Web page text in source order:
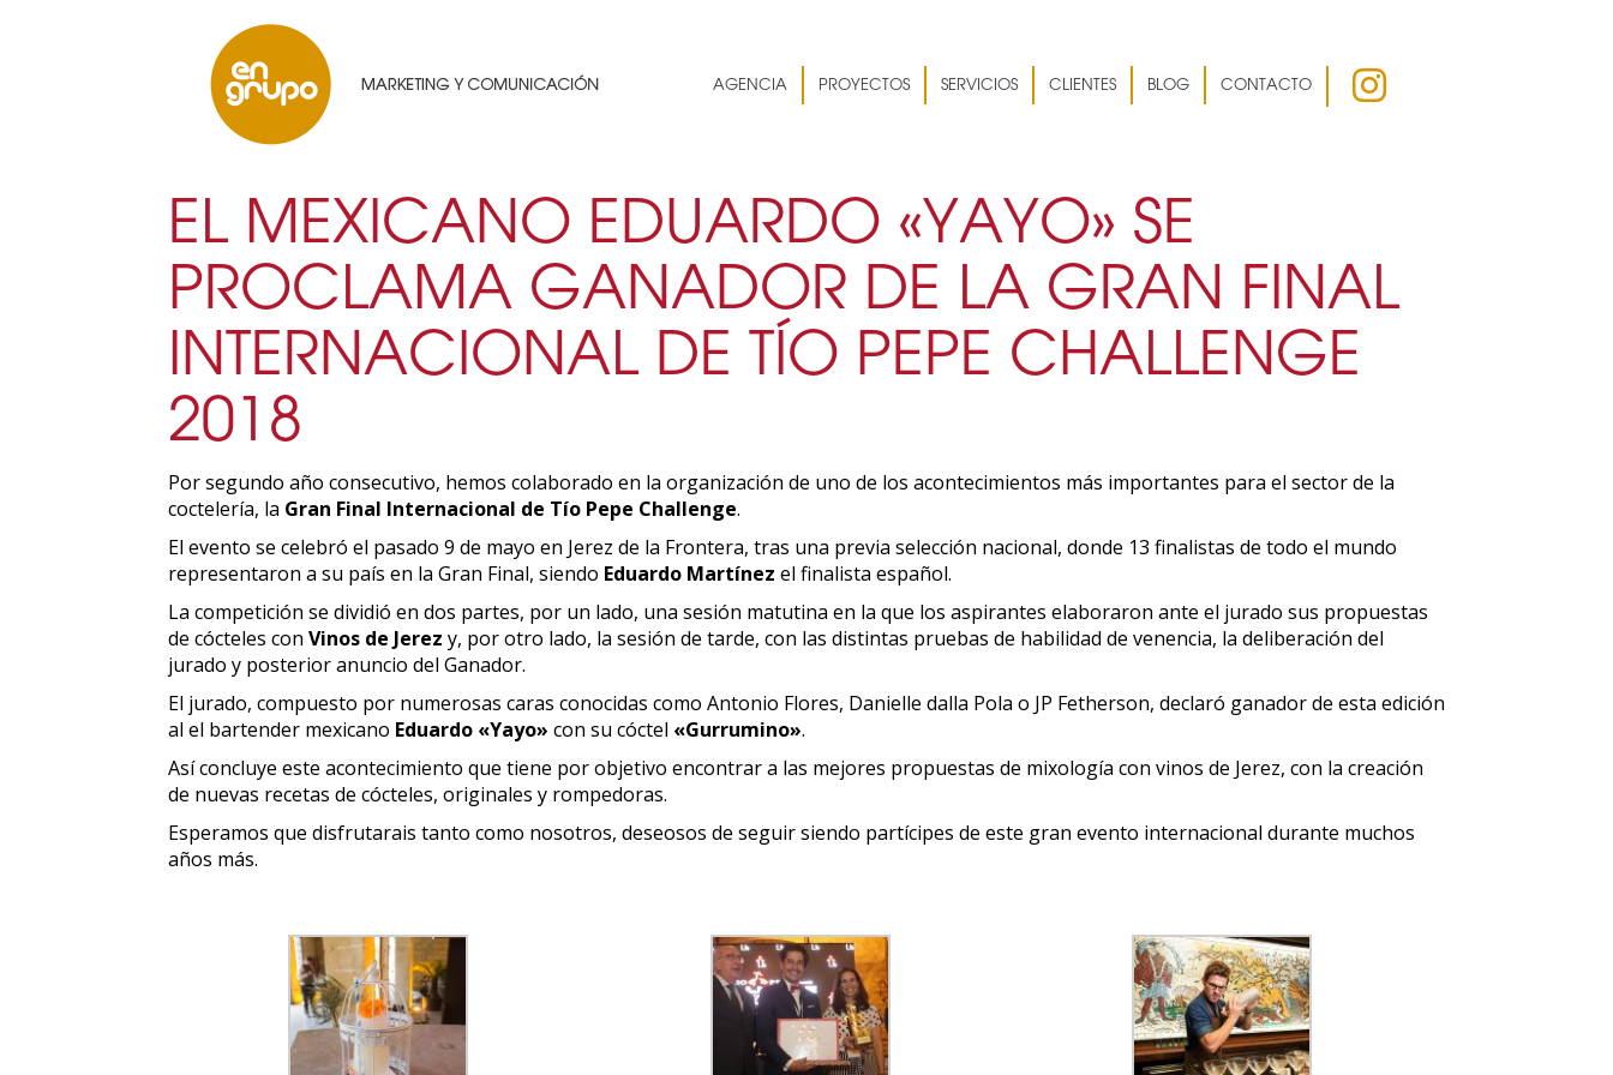
AGENCIA PROYECTOS SERVICIOS CLIENTES BLOG CONTACTO
EL MEXICANO EDUARDO «YAYO» SE
PROCLAMA GANADOR DE LA GRAN FINAL
INTERNACIONAL DE TÍO PEPE CHALLENGE
2018
Por segundo año consecutivo, hemos colaborado en la organización de uno de los acontecimientos más importantes para el sector de la
coctelería, la Gran Final Internacional de Tío Pepe Challenge.
El evento se celebró el pasado 9 de mayo en Jerez de la Frontera, tras una previa selección nacional, donde 13 finalistas de todo el mundo
representaron a su país en la Gran Final, siendo Eduardo Martínez el finalista español.
La competición se dividió en dos partes, por un lado, una sesión matutina en la que los aspirantes elaboraron ante el jurado sus propuestas
de cócteles con Vinos de Jerez y, por otro lado, la sesión de tarde, con las distintas pruebas de habilidad de venencia, la deliberación del
jurado y posterior anuncio del Ganador.
El jurado, compuesto por numerosas caras conocidas como Antonio Flores, Danielle dalla Pola o JP Fetherson, declaró ganador de esta edición
al el bartender mexicano Eduardo «Yayo» con su cóctel «Gurrumino».
Así concluye este acontecimiento que tiene por objetivo encontrar a las mejores propuestas de mixología con vinos de Jerez, con la creación
de nuevas recetas de cócteles, originales y rompedoras.
Esperamos que disfrutarais tanto como nosotros, deseosos de seguir siendo partícipes de este gran evento internacional durante muchos
años más.